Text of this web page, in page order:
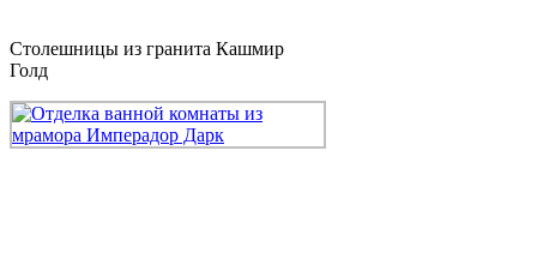
Столешницы из гранита Кашмир
Голд